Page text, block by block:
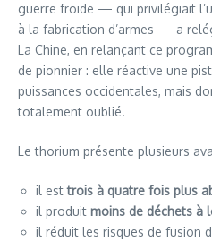
guerre froide — qui privilégiait
à la fabrication d’armes — a
La Chine, en relançant ce
de pionnier : elle réactive une
puissances occidentales, mais
totalement oublié.
Le thorium présente plusieurs
il esttrois à quatre fois plus
il produit moins de déchets à
il réduit les risques de fusion